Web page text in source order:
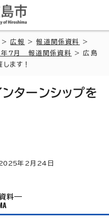
>広報 >報道関係資料
>
7月 報道関係資料
> 広島
ます！
ターンシップを
年2月 24 日
料